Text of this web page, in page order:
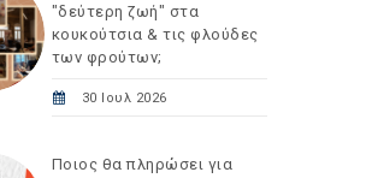
"δεύτερη ζωή" στα
κουκούτσια & τις φλούδες
των φρούτων;
30 Ιουλ 2026
Ποιος θα πληρώσει για